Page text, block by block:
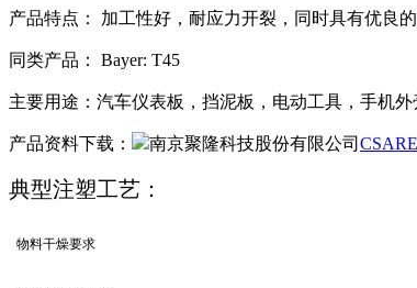
产品特点： 加工性好，耐应力开裂，同时具有优良
同类产品： Bayer: T45
主要用途： 汽车仪表板，挡泥板，电动工具，手机
产品资料下载：
典型注塑工艺：
物料干燥要求